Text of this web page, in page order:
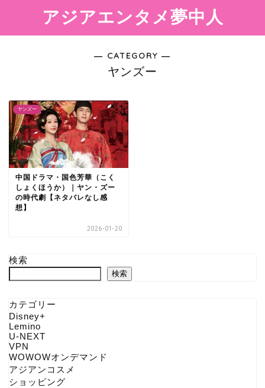
アジアエンタメ夢中人
― CATEGORY ―
ヤンズー
ヤンズー
中国ドラマ・国色芳華（こく
しょくほうか）｜ヤン・ズー
の時代劇【ネタバレなし感
想】
2026-01-20
検索
検索
カテゴリー
Disney+
Lemino
U-NEXT
VPN
WOWOWオンデマンド
アジアンコスメ
ショッピング